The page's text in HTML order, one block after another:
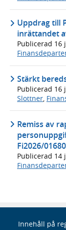
Uppdrag till
inrättandet
Publicerad 16
Stärkt
Publicerad 16
Slottner,
Remiss av
Fi2026/01680
Publicerad 14
Innehåll på